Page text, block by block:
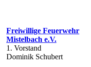
Freiwillige Feuerwehr
Mistelbach e.V.
1. Vorstand
Dominik Schubert